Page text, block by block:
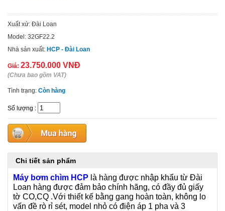
Xuất xứ: Đài Loan
Model: 32GF22.2
Nhà sản xuất: HCP - Đài Loan
Giá: 23.750.000 VNĐ
(Chưa bao gồm VAT)
Tình trạng: Còn hàng
Số lượng :
Chi tiết sản phẩm
Máy bơm chìm HCP là hàng được nhập khẩu từ Đài
Loan hàng được đảm bảo chính hãng, có đầy đủ giấy
tờ CO,CQ .Với thiết kế bằng gang hoàn toàn, không lo
vấn đề rò rỉ sét, model nhỏ có điện áp 1 pha và 3